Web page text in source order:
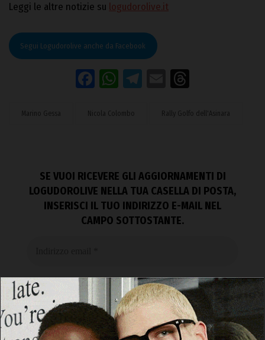
Leggi le altre notizie su logudorolive.it
Segui Logudorolive anche da Facebook
Facebook
WhatsApp
Telegram
Email
Marino Gessa Nicola Colombo Rally Golfo dell'Asinara
SE VUOI RICEVERE GLI AGGIORNAMENTI DI
LOGUDOROLIVE NELLA TUA CASELLA DI POSTA,
INSERISCI IL TUO INDIRIZZO E-MAIL NEL
CAMPO SOTTOSTANTE.
Non inviamo spam! Leggi la nostra
Informativa sulla privacyper avere maggiori
informazioni.
Accetto laPrivacy Policy